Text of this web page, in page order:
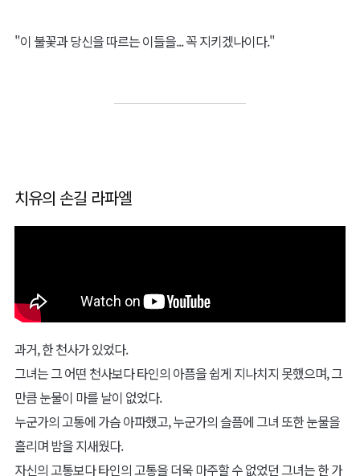
다.
찬란한 그 빛은 강렬히 우리엘을 쬐고 있었다.
"많은 이들을 수호하였듯, 진리를, 그리고 진리로부터 나를 따르는
신은 그저 진리의 불꽃을 지키기만 하라 한 것이 아님을.
진리에 다가오고자 하는 이들이 더 이상 상처 입지 않도록 그들을 지
"제가 할 수 있을까요?"
"지금껏 많은 이들을 지켜온 너라면, 능히 가능하리라."
강렬히 내리쬐던 빛은 점차 약해졌다.
목소리 또한 더 이상 들리지 않았다.
그러나 우리엘의 떨림은, 이미 멈춰 있었다.